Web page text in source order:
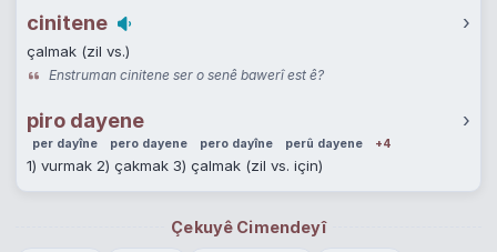
cinitene ›
çalmak (zil vs.)
Enstruman cinitene ser o senê bawerî est ê?
piro dayene ›
per dayîne pero dayene pero dayîne perû dayene +4
1) vurmak 2) çakmak 3) çalmak (zil vs. için)
Çekuyê Cimendeyî